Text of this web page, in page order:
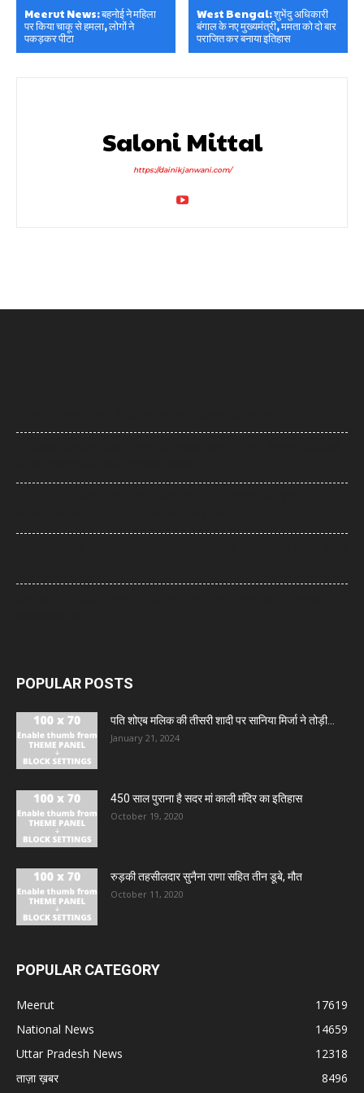
Meerut News: बहनोई ने महिला
पर किया चाकू से हमला, लोगों ने
पकड़कर पीटा
West Bengal: शुभेंदु अधिकारी
बंगाल के नए मुख्यमंत्री, ममता को दो बार
पराजित कर बनाया इतिहास
Saloni Mittal
https://dainikjanwani.com/
POPULAR POSTS
पति शोएब मलिक की तीसरी शादी पर सानिया मिर्जा ने तोड़ी...
January 21, 2024
450 साल पुराना है सदर मां काली मंदिर का इतिहास
October 19, 2020
रुड़की तहसीलदार सुनैना राणा सहित तीन डूबे, मौत
October 11, 2020
POPULAR CATEGORY
Meerut
17619
National News
14659
Uttar Pradesh News
12318
ताज़ा ख़बर
8496